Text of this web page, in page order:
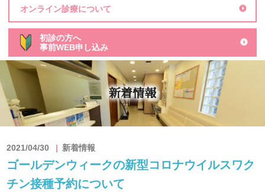
オンライン診療について
初診の方へ
事前WEB申し込み
新着情報
2021/04/30 新着情報
ゴールデンウィークの新型コロナウイルスワク
チン接種予約について